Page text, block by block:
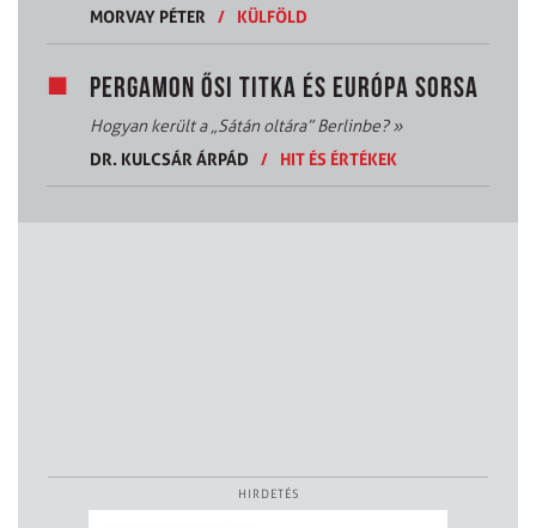
MORVAY PÉTER
/ KÜLFÖLD
PERGAMON ŐSI TITKA ÉS EURÓPA SORSA
Hogyan került a „Sátán oltára” Berlinbe?»
DR. KULCSÁR ÁRPÁD
/ HIT ÉS ÉRTÉKEK
HIRDETÉS